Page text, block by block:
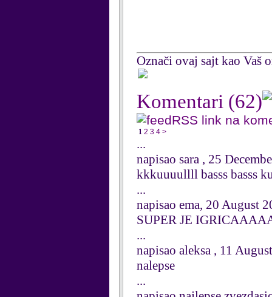
Označi ovaj sajt kao Vaš
Komentari (62)
RSS link na
1 2 3 4 >
...
napisao sara , 25
kkkuuuullll basss basss
...
napisao ema, 20 August
SUPER JE
...
napisao aleksa , 11
nalepse
...